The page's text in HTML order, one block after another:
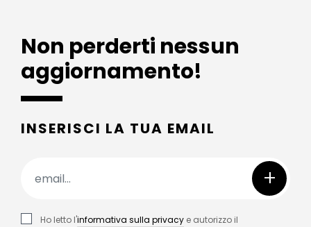
Non perderti nessun
aggiornamento!
INSERISCI LA TUA EMAIL
+
Ho letto l'informativa sulla privacy e autorizzo il